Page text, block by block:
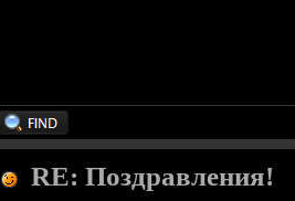
RE: Поздравления!